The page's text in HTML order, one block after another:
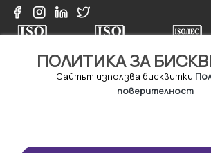
ПОЛИТИКА ЗА
Сайтът използва бисквитки
поверителност
Правила и условия за